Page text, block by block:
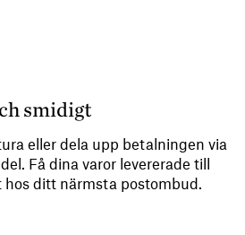
smidigt
eller dela upp betalningen via
Få dina varor levererade till
hos ditt närmsta postombud.